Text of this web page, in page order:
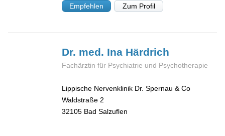
Empfehlen Zum Profil
Dr. med. Ina Härdrich
Fachärztin für Psychiatrie und Psychotherapie
Lippische Nervenklinik Dr. Spernau & Co
Waldstraße 2
32105 Bad Salzuflen